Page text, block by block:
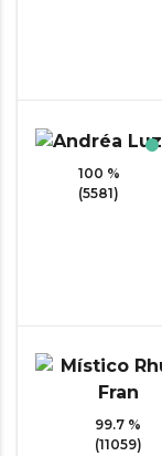
100 %
(5581)
99.7 %
(11059)